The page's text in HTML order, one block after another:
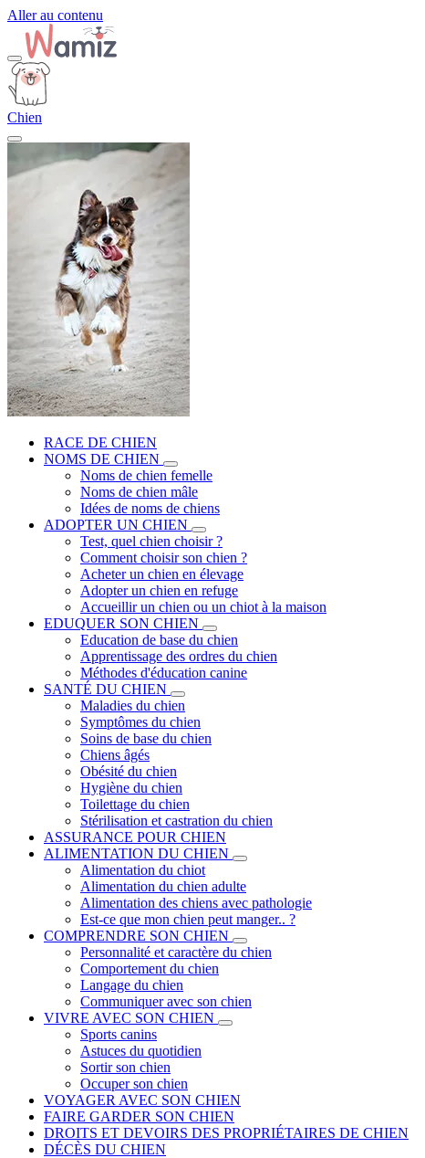
Aller au contenu
Chien
RACE DE CHIEN
NOMS DE CHIEN
Noms de chien femelle
Noms de chien mâle
Idées de noms de chiens
ADOPTER UN CHIEN
Test, quel chien choisir ?
Comment choisir son chien ?
Acheter un chien en élevage
Adopter un chien en refuge
Accueillir un chien ou un chiot à la maison
EDUQUER SON CHIEN
Education de base du chien
Apprentissage des ordres du chien
Méthodes d'éducation canine
SANTÉ DU CHIEN
Maladies du chien
Symptômes du chien
Soins de base du chien
Chiens âgés
Obésité du chien
Hygiène du chien
Toilettage du chien
Stérilisation et castration du chien
ASSURANCE POUR CHIEN
ALIMENTATION DU CHIEN
Alimentation du chiot
Alimentation du chien adulte
Alimentation des chiens avec pathologie
Est-ce que mon chien peut manger.. ?
COMPRENDRE SON CHIEN
Personnalité et caractère du chien
Comportement du chien
Langage du chien
Communiquer avec son chien
VIVRE AVEC SON CHIEN
Sports canins
Astuces du quotidien
Sortir son chien
Occuper son chien
VOYAGER AVEC SON CHIEN
FAIRE GARDER SON CHIEN
DROITS ET DEVOIRS DES PROPRIÉTAIRES DE CHIEN
DÉCÈS DU CHIEN